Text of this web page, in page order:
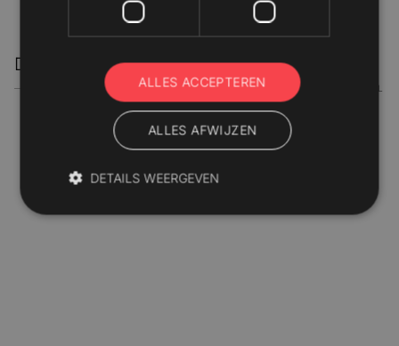
De verpakkingsafdeling
BLOG / ARTIKEL
Spring Packaging in de uitzending bij 'De Barometer'
ALLES ACCEPTEREN
ALLES AFWIJZEN
DETAILS WEERGEVEN